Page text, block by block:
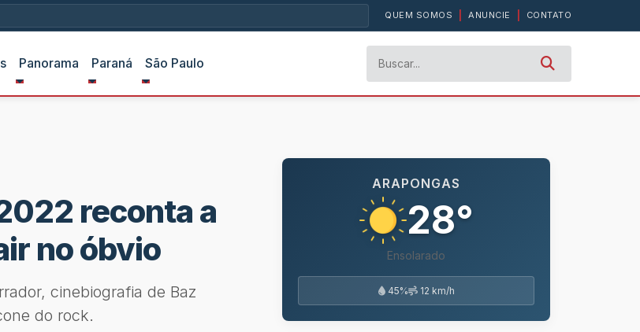
QUEM SOMOS ANUNCIE CONTATO
Panorama Paraná São Paulo
reconta a
no óbvio
cinebiografia de Baz
do rock.
ARAPONGAS
28°
Ensolarado
45% 12 km/h